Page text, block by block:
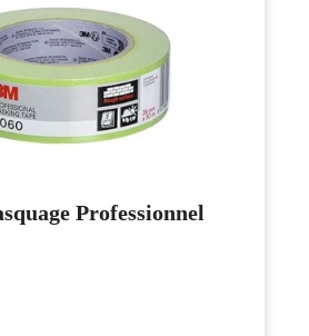
Professionnel